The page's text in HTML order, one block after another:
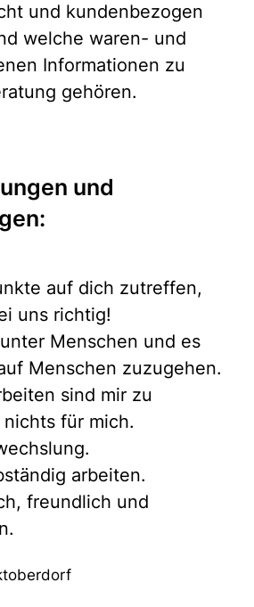
und kundenbezogen
welche waren- und
Informationen zu
gehören.
und
auf dich zutreffen,
uns richtig!
Menschen und es
Menschen zuzugehen.
sind mir zu
für mich.
arbeiten.
freundlich und